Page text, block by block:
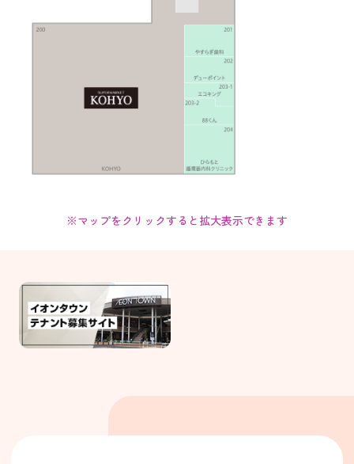
※マップをクリックすると拡大表示できます